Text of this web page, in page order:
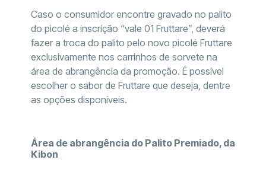
Caso o consumidor encontre gravado no palito
do picolé a inscrição “vale 01 Fruttare”, deverá
fazer a troca do palito pelo novo picolé Fruttare
exclusivamente nos carrinhos de sorvete na
área de abrangência da promoção. É possível
escolher o sabor de Fruttare que deseja, dentre
as opções disponíveis.
Área de abrangência do Palito Premiado, da
Kibon